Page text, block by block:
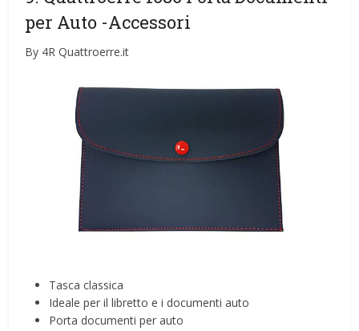
per Auto -Accessori
By 4R Quattroerre.it
Tasca classica
Ideale per il libretto e i documenti auto
Porta documenti per auto